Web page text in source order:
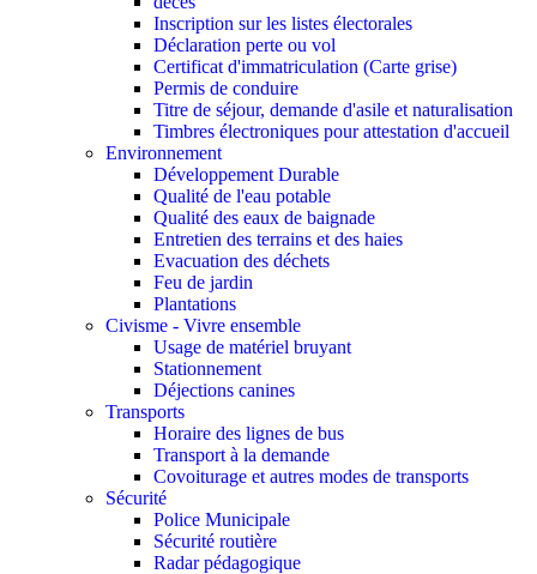
Inscription sur les listes électorales
Déclaration perte ou vol
Certificat d'immatriculation (Carte grise)
Permis de conduire
Titre de séjour, demande d'asile et naturalisation
Timbres électroniques pour attestation d'accueil
Environnement
Développement Durable
Qualité de l'eau potable
Qualité des eaux de baignade
Entretien des terrains et des haies
Evacuation des déchets
Feu de jardin
Plantations
Civisme - Vivre ensemble
Usage de matériel bruyant
Stationnement
Déjections canines
Transports
Horaire des lignes de bus
Transport à la demande
Covoiturage et autres modes de transports
Sécurité
Police Municipale
Sécurité routière
Radar pédagogique